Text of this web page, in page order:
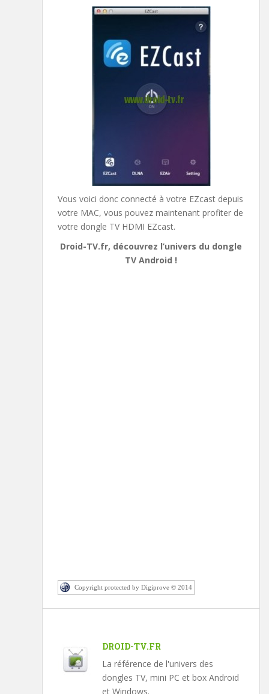
Vous voici donc connecté à votre EZcast depuis
votre MAC, vous pouvez maintenant profiter de
votre dongle TV HDMI EZcast.
Droid-TV.fr, découvrez l’univers du dongle
TV Android !
Copyright protected by Digiprove © 2014
DROID-TV.FR
La référence de l'univers des
dongles TV, mini PC et box Android
et Windows.